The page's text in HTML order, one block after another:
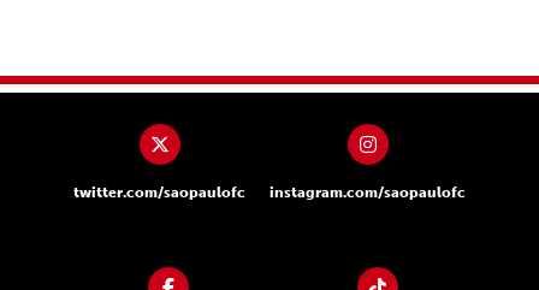
twitter.com/saopaulofc instagram.com/saopaulofc